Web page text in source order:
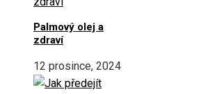
Palmový olej a
zdraví
12 prosince, 2024